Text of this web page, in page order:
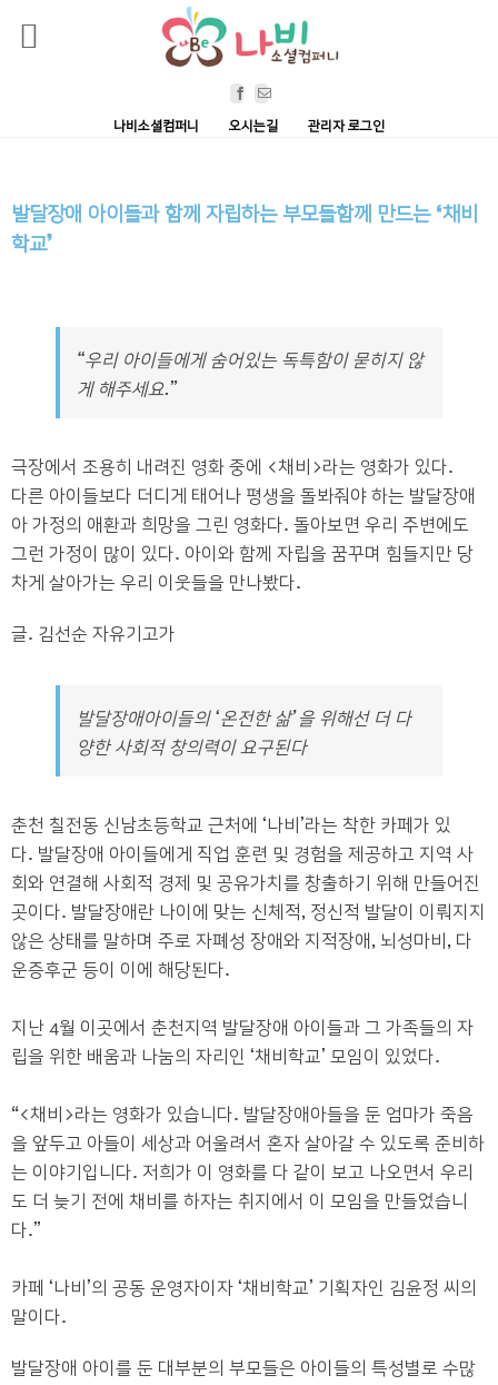
Facebook
나비소셜컴퍼니
오시는길 관리자 로그인
발달장애 아이들과 함께 자립하는 부모들함께 만드는 ‘채비
학교’
“우리 아이들에게 숨어있는 독특함이 묻히지 않
게 해주세요.”
극장에서 조용히 내려진 영화 중에 <채비 >라는 영화가 있다.
다른 아이들보다 더디게 태어나 평생을 돌봐줘야 하는 발달장애
아 가정의 애환과 희망을 그린 영화다. 돌아보면 우리 주변에도
그런 가정이 많이 있다. 아이와 함께 자립을 꿈꾸며 힘들지만 당
차게 살아가는 우리 이웃들을 만나봤다.
글. 김선순 자유기고가
발달장애아이들의 ‘온전한 삶’을 위해선 더 다
양한 사회적 창의력이 요구된다
춘천 칠전동 신남초등학교 근처에 ‘나비 ’라는 착한 카페가 있
다. 발달장애 아이들에게 직업 훈련 및 경험을 제공하고 지역 사
회와 연결해 사회적 경제 및 공유가치를 창출하기 위해 만들어진
곳이다. 발달장애란 나이에 맞는 신체적, 정신적 발달이 이뤄지지
않은 상태를 말하며 주로 자폐성 장애와 지적장애 , 뇌성마비 , 다
운증후군 등이 이에 해당된다.
지난 4월 이곳에서 춘천지역 발달장애 아이들과 그 가족들의 자
립을 위한 배움과 나눔의 자리인 ‘채비학교’ 모임이 있었다.
“<채비 >라는 영화가 있습니다. 발달장애아들을 둔 엄마가 죽음
을 앞두고 아들이 세상과 어울려서 혼자 살아갈 수 있도록 준비하
는 이야기입니다. 저희가 이 영화를 다 같이 보고 나오면서 우리
도 더 늦기 전에 채비를 하자는 취지에서 이 모임을 만들었습니
다.”
카페 ‘나비 ’의 공동 운영자이자 ‘채비학교’ 기획자인 김윤정 씨의
말이다.
발달장애 아이를 둔 대부분의 부모들은 아이들의 특성별로 수많